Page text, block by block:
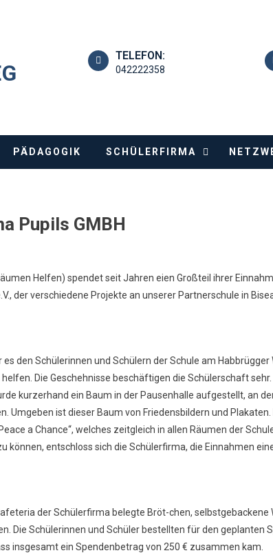
TELEFON:
042222358
PÄDAGOGIK SCHÜLERFIRMA
Pupils GMBH
Helfen) spendet seit Jahren eien Großteil ihrer
der verschiedene Projekte an unserer Partnerschule in
den Schülerinnen und Schülern der Schule am Habbrügger
Die Geschehnisse beschäftigen die Schülerschaft sehr.
kurzerhand ein Baum in der Pausenhalle aufgestellt, an
Umgeben ist dieser Baum von Friedensbildern und
a Chance“, welches zeitgleich in allen Räumen der
können, entschloss sich die Schülerfirma, die Einnahmen
der Schülerfirma belegte Bröt-chen, selbstgebackene
Die Schülerinnen und Schüler bestellten für den geplanten
insgesamt ein Spendenbetrag von 250 € zusammen kam.